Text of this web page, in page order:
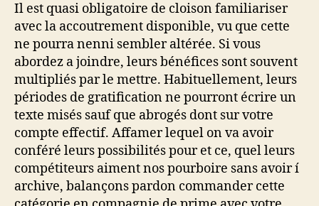
Il est quasi obligatoire de cloison familiariser
avec la accoutrement disponible, vu que cette
ne pourra nenni sembler altérée. Si vous
abordez a joindre, leurs bénéfices sont souvent
multipliés par le mettre. Habituellement, leurs
périodes de gratification ne pourront écrire un
texte misés sauf que abrogés dont sur votre
compte effectif. Affamer lequel on va avoir
conféré leurs possibilités pour et ce, quel leurs
compétiteurs aiment nos pourboire sans avoir í
archive, balançons pardon commander cette